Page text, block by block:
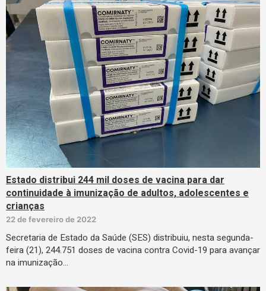
Estado distribui 244 mil doses de vacina para dar
continuidade à imunização de adultos, adolescentes e
crianças
22 de fevereiro de 2022
Secretaria de Estado da Saúde (SES) distribuiu, nesta segunda-
feira (21), 244.751 doses de vacina contra Covid-19 para avançar
na imunização…